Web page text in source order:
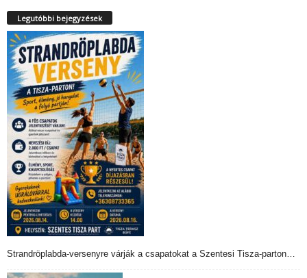
Legutóbbi bejegyzések
Strandröplabda-versenyre várják a csapatokat a Szentesi Tisza-parton…